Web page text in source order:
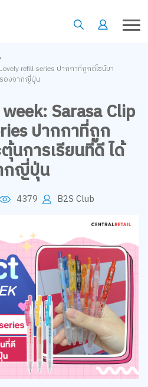
•
refill series ปากกาที่ถูกดีไซน์มา
รองจากญี่ปุ่น
Sarasa Clip
ปากกาที่ถูก
นการเรียนที่ดี ได้
กญี่ปุ่น
4379 B2S Club